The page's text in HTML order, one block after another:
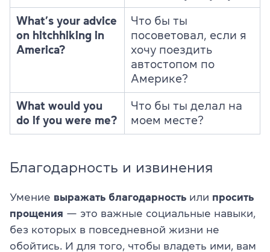
What’s your advice
on hitchhiking in
America?
Что бы ты
посоветовал, если я
хочу поездить
автостопом по
Америке?
What would you
do if you were me?
Что бы ты делал на
моем месте?
Благодарность и извинения
Умение выражать благодарность или просить
прощения — это важные социальные навыки,
без которых в повседневной жизни не
обойтись. И для того, чтобы владеть ими, вам